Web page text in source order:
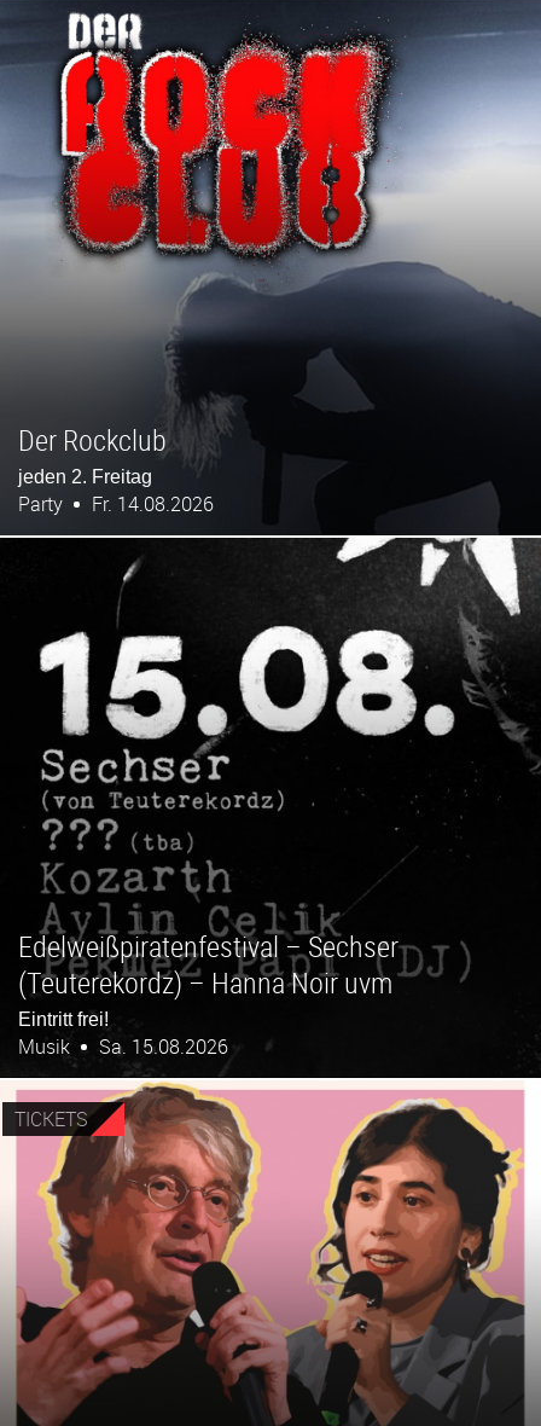
Der Rockclub
jeden 2. Freitag
Party Fr. 14.08.2026
Edelweißpiratenfestival – Sechser
(Teuterekordz) – Hanna Noir uvm
Eintritt frei!
Musik Sa. 15.08.2026
TICKETS